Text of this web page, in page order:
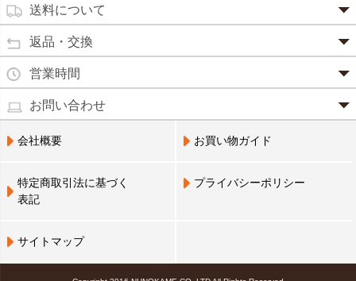
強心剤
目薬
水虫薬
痔の薬
口中薬
尿トラブル
鎮 静 薬
カルシウム
クロレラ
コラーゲン
ビフィズス
ビタミンC
アミノ酸
ご利用いただけます。
代金引換
宅配員に現金でお支払いください。手数料100円。
3,240円(税込)以上で手数料無料です。※ご注文者
のご住所とお届け先のご住所が 異なる場合はご利
営業員支払い
商品は日本郵便にて発送致します。
通常2～4営業日以内に発送致します。 メーカー取り寄せ商
品、土日祝日、年末年始、弊社の休業日をはさむ場合は、4
～5営業日以上かかる場合もございます。
(営業日カレンダー参照)
※現在、救急箱・乳製品宅配をご利用のお客様は、担当営業
員によるお届けとさせていただきます。
送料について
通常商品
3,240円（税込）未満・・・
北海道・沖縄800円
送料無料
営業員お届け 送料無料
返品・交換
・お届け商品の交換・返品をご希望の場合は、
週間以内にメールまたはお電話にてご連絡ください。
・お客様のご都合による交換・返品の場合、送料はお客様負
担となります。また返金の際にかかる振込手数料はお客様の
ご負担となります。
・商品の返品による返金につきましては、商品代金のみの返
金とさせていただきます。商品発送時の送料は返金となりま
※次の商品のお取り替え・返品は、原則としてお受けできま
営業時間
・営業時間は、9：00～17：00
となっております。（※土日祝祭日を除く）
・お電話でのご連絡は営業時間内にお願い致します。
お問い合わせ
電話でのお問い合わせ(平日9:00～17:00)
0798-33-9985
会社概要 お買い物ガイド
特定商取引法に基づく
表記
プライバシーポリシー
サイトマップ